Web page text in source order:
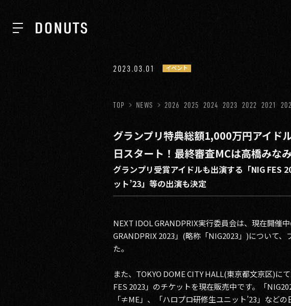
ABOUT
SERVICES
GROUP
RECRUIT
CONTACT
2023.03.01 イベント
TOP NEWS 2026 2025 2024 2023 2022 2021
グランプリ特典総額1,000万円アイド
日スタート！最終審査MCは高橋みな
グランプリ受賞アイドルも出演する「NIG FES
ット’23」等の出演も決定
NEXT IDOL GRANDPRIX実行委員会は、現在開催
GRANDPRIX 2023」(略称「NIG2023」)について
た。
また、TOKYO DOME CITY HALL(東京都文京区)
FES 2023」のチケットを現在販売中です。「
「≠ME」、「ハロプロ研修生ユニット’23」など